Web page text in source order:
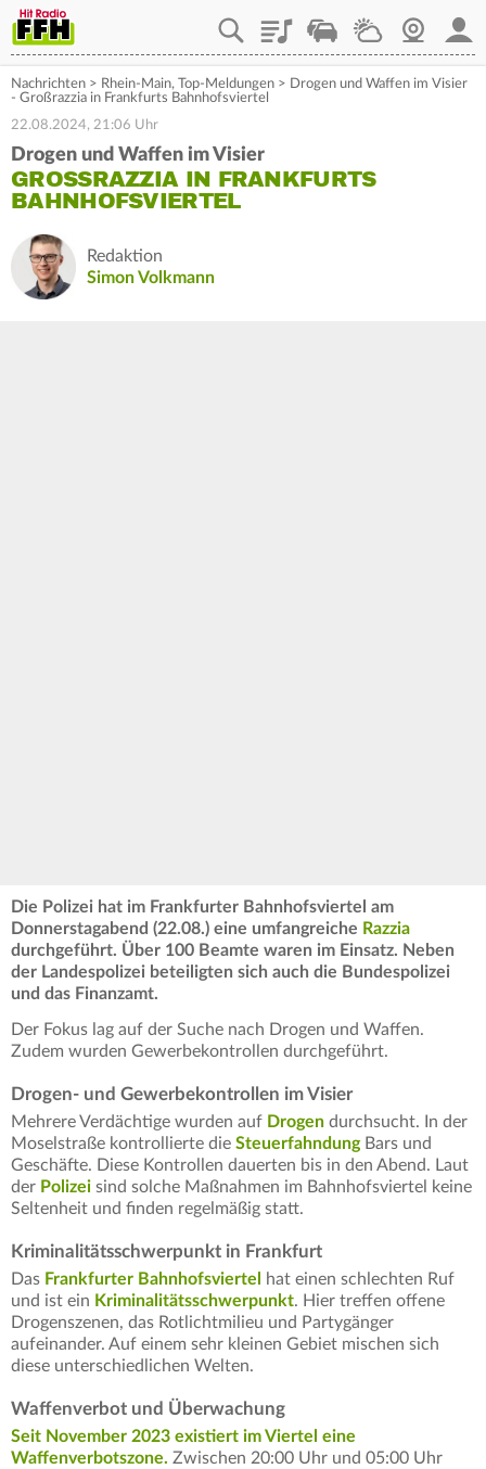
PlaylistStaupilotWetterWebcam
Nachrichten > Rhein-Main, Top-Meldungen > Drogen und Waffen im Visier
- Großrazzia in Frankfurts Bahnhofsviertel
22.08.2024, 21:06 Uhr
Drogen und Waffen im Visier
GROSSRAZZIA IN FRANKFURTS B
AHNHOFSVIERTEL
Redaktion
Simon Volkmann
Die Polizei hat im Frankfurter Bahnhofsviertel am
Donnerstagabend (22.08.) eine umfangreiche Razzia
durchgeführt. Über 100 Beamte waren im Einsatz. Neben
der Landespolizei beteiligten sich auch die Bundespolizei
und das Finanzamt.
Der Fokus lag auf der Suche nach Drogen und Waffen.
Zudem wurden Gewerbekontrollen durchgeführt.
Drogen- und Gewerbekontrollen im Visier
Mehrere Verdächtige wurden auf Drogen durchsucht. In der
Moselstraße kontrollierte die SteuerfahndungBars und
Geschäfte. Diese Kontrollen dauerten bis in den Abend. Laut
der Polizei sind solche Maßnahmen im Bahnhofsviertel keine
Seltenheit und finden regelmäßig statt.
Kriminalitätsschwerpunkt in Frankfurt
Das Frankfurter Bahnhofsviertel
hat einen schlechten Ruf
und ist ein Kriminalitätsschwerpunkt. Hier treffen offene
Drogenszenen, das Rotlichtmilieu und Partygänger
aufeinander. Auf einem sehr kleinen Gebiet mischen sich
diese unterschiedlichen Welten.
Waffenverbot und Überwachung
Seit November 2023 existiert im Viertel eine
Waffenverbotszone. Zwischen 20:00 Uhr und 05:00 Uhr